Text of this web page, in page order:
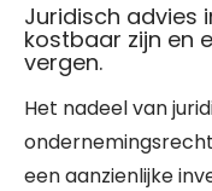
Juridisch advies
kostbaar zijn en
vergen.
Het nadeel van
een aanzienlijke